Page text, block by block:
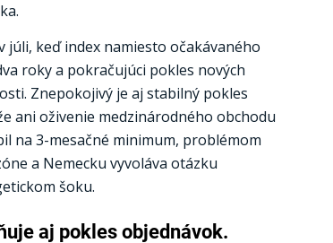
keď index namiesto očakávaného
roky a pokračujúci pokles nových
Znepokojivý je aj stabilný pokles
ani oživenie medzinárodného obchodu
na 3-mesačné minimum, problémom
a Nemecku vyvoláva otázku
šoku.